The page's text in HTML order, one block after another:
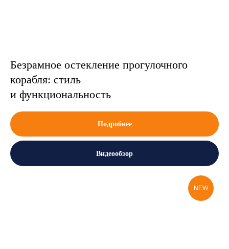
Безрамное остекление прогулочного
корабля: стиль
и функциональность
Подробнее
Видеообзор
NEW